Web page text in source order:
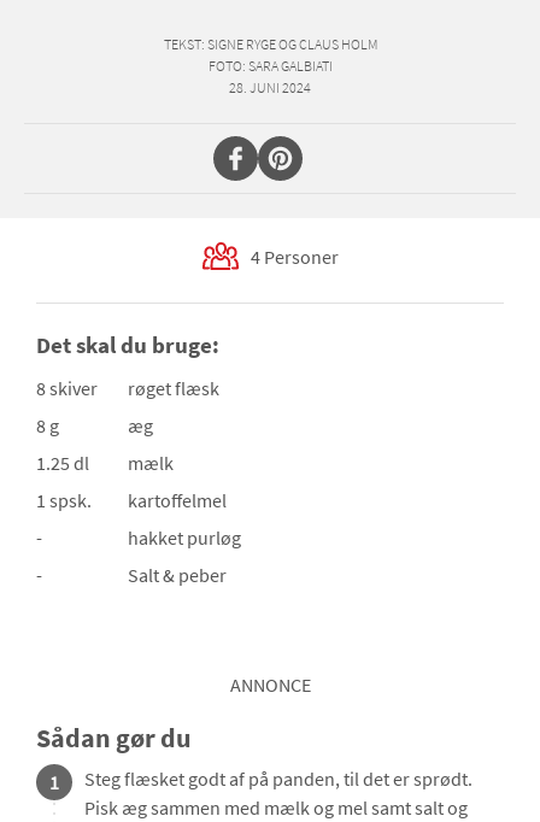
TEKST: SIGNE RYGE OG CLAUS HOLM
FOTO: SARA GALBIATI
28. JUNI 2024
4 Personer
Det skal du bruge:
8 skiver
røget flæsk
8 g
æg
1.25 dl
mælk
1 spsk.
kartoffelmel
-
hakket purløg
-
Salt & peber
ANNONCE
Sådan gør du
1
Steg flæsket godt af på panden, til det er sprødt.
Pisk æg sammen med mælk og mel samt salt og